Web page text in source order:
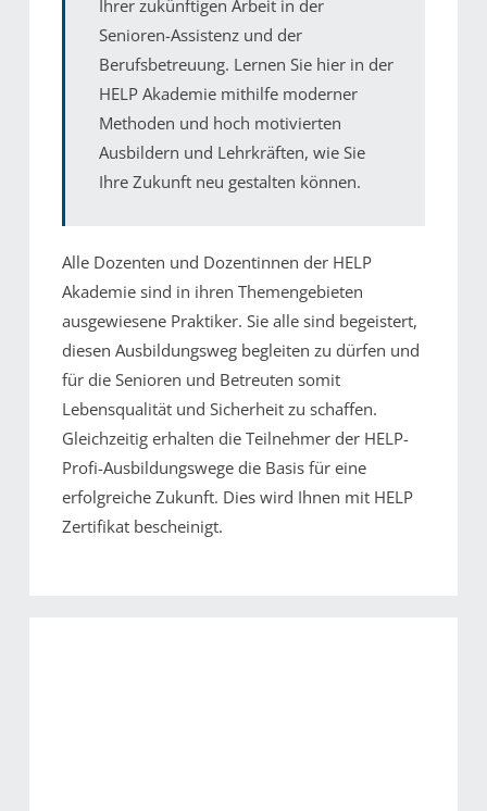
Ihrer zukünftigen Arbeit in der
Senioren-Assistenz und der
Berufsbetreuung. Lernen Sie hier in der
HELP Akademie mithilfe moderner
Methoden und hoch motivierten
Ausbildern und Lehrkräften, wie Sie
Ihre Zukunft neu gestalten können.
Alle Dozenten und Dozentinnen der HELP
Akademie sind in ihren Themengebieten
ausgewiesene Praktiker. Sie alle sind begeistert,
diesen Ausbildungsweg begleiten zu dürfen und
für die Senioren und Betreuten somit
Lebensqualität und Sicherheit zu schaffen.
Gleichzeitig erhalten die Teilnehmer der HELP-
Profi-Ausbildungswege die Basis für eine
erfolgreiche Zukunft. Dies wird Ihnen mit HELP
Zertifikat bescheinigt.